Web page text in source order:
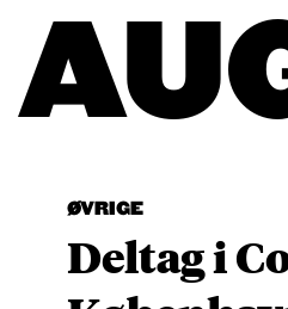
ØVRIGE
Deltag i